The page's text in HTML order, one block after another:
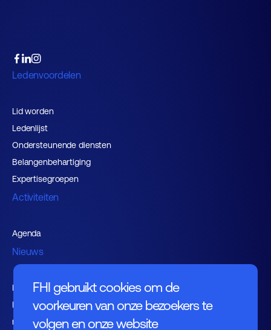
FHI gebruikt cookies om de
voorkeuren van onze bezoekers te
volgen en onze website
Ledenvoordelen
Lid worden
Ledenlijst
Ondersteunende diensten
Belangenbehartiging
Expertisegroepen
Activiteiten
Agenda
Nieuws
Kennishub
Nieuwsbrieven FHI leden en
relaties